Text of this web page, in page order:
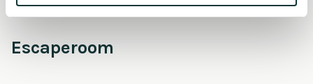
Escaperoom